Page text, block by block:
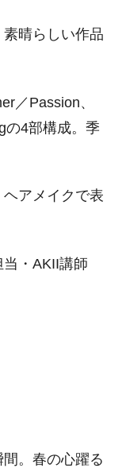
晴らしい作品
／Passion、
の4部構成。季
アメイクで表
・AKII講師
。春の心躍る